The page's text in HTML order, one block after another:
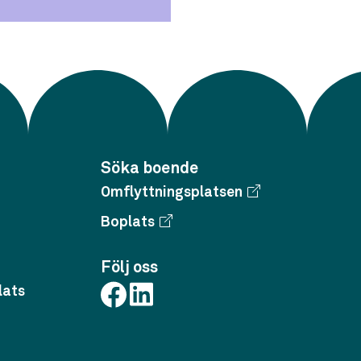
Söka boende
Omflyttningsplatsen
Boplats
Följ oss